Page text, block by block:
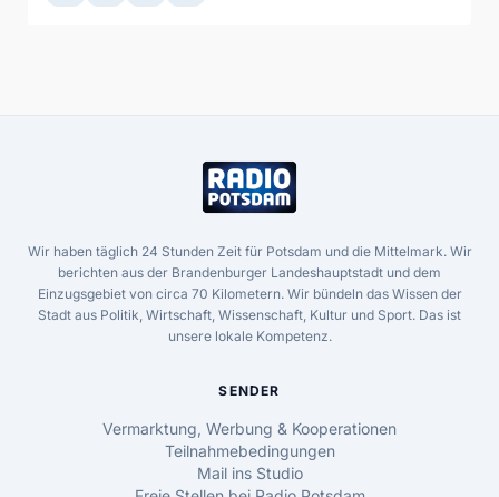
Wir haben täglich 24 Stunden Zeit für Potsdam und die Mittelmark. Wir
berichten aus der Brandenburger Landeshauptstadt und dem
Einzugsgebiet von circa 70 Kilometern. Wir bündeln das Wissen der
Stadt aus Politik, Wirtschaft, Wissenschaft, Kultur und Sport. Das ist
unsere lokale Kompetenz.
SENDER
Vermarktung, Werbung & Kooperationen
Teilnahmebedingungen
Mail ins Studio